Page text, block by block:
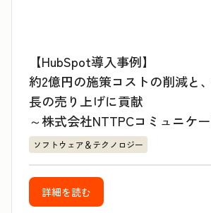
【HubSpot導入事例】
約2億円の施策コストの削減と
長の売り上げに貢献
～株式会社NTTPCコミュニケ
ソフトウェア＆テクノロジー
詳細を読む